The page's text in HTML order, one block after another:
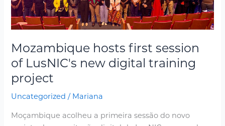
Mozambique hosts first session
of LusNIC's new digital training
project
Uncategorized / Mariana
Moçambique acolheu a primeira sessão do novo
digital
training
project